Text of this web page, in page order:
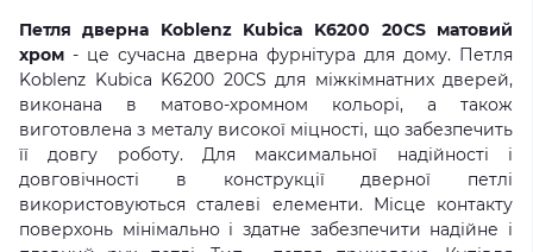
Петля дверна Koblenz Kubica K6200 20CS матовий
хром - це сучасна дверна фурнітура для дому. Петля
Koblenz Kubica K6200 20CS для міжкімнатних дверей,
виконана в матово-хромном кольорі, а також
виготовлена з металу високої міцності, що забезпечить
її довгу роботу. Для максимальної надійності і
довговічності в конструкції дверної петлі
використовуються сталеві елементи. Місце контакту
поверхонь мінімально і здатне забезпечити надійне і